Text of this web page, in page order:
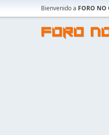
Bienvenido a FORO NO
FORO